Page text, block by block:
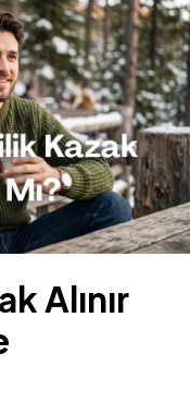
Alınır